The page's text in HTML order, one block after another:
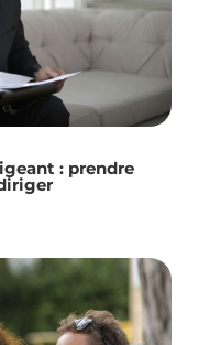
: prendre